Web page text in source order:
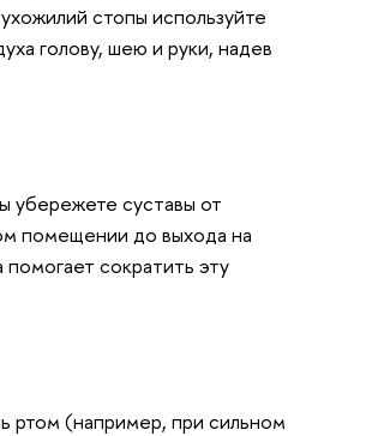
стопы используйте
голову, шею и руки, надев
убережете суставы от
помещении до выхода на
сократить эту
ртом (например, при сильном